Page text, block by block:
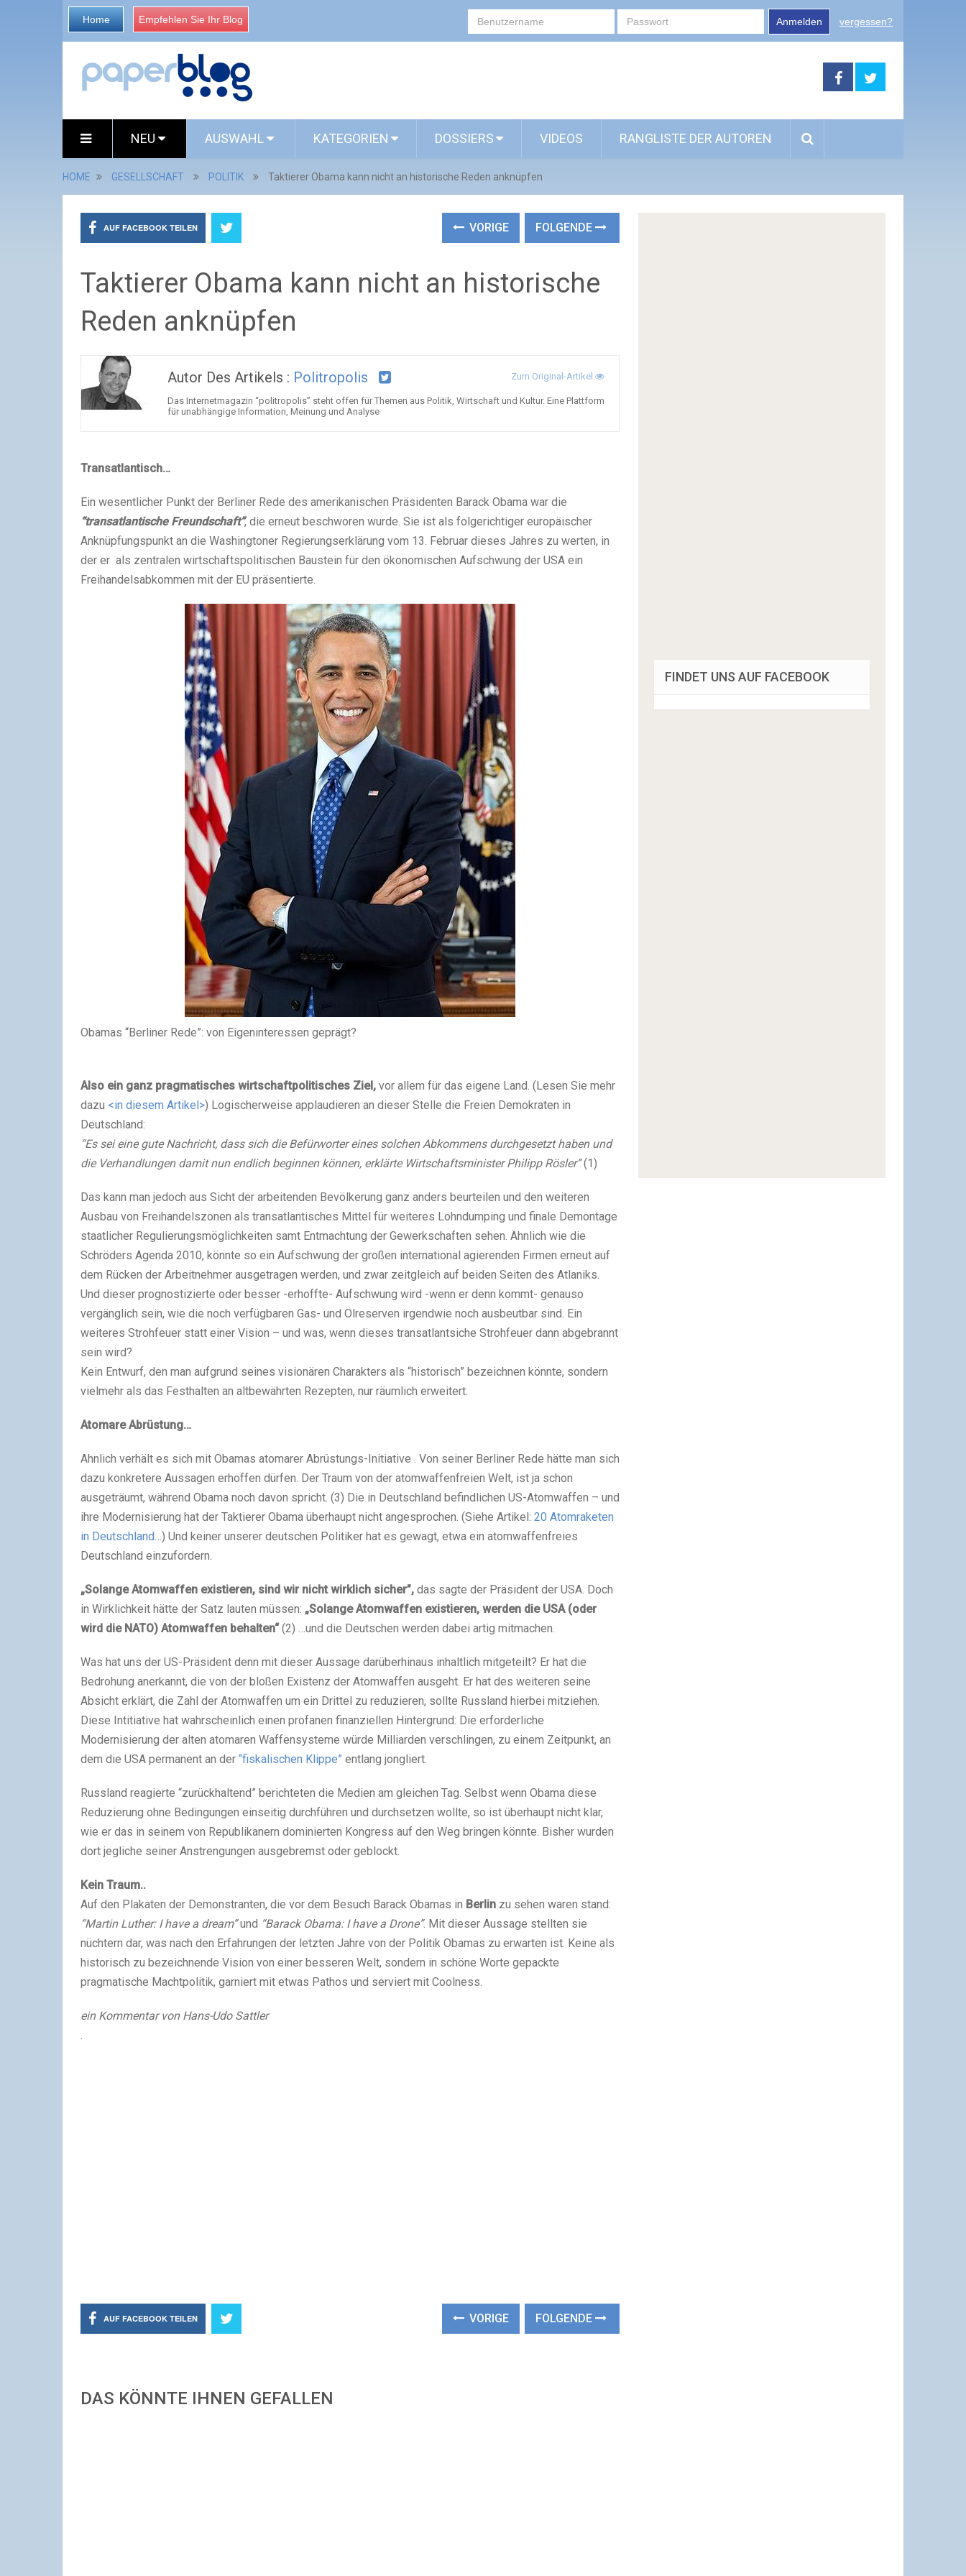
Home Empfehlen Sie Ihr Blog Anmelden vergessen?
NEU AUSWAHL KATEGORIEN DOSSIERS VIDEOS RANGLISTE DER AUTOREN
HOME GESELLSCHAFT POLITIK Taktierer Obama kann nicht an historische Reden anknüpfen
AUF FACEBOOK TEILEN VORIGE FOLGENDE
Taktierer Obama kann nicht an historische
Reden anknüpfen
Autor Des Artikels : Politropolis Zum Original-Artikel
Das Internetmagazin “politropolis” steht offen für Themen aus Politik, Wirtschaft und Kultur. Eine Plattform
für unabhängige Information, Meinung und Analyse
Transatlantisch…
Ein wesentlicher Punkt der Berliner Rede des amerikanischen Präsidenten Barack Obama war die
“transatlantische Freundschaft”, die erneut beschworen wurde. Sie ist als folgerichtiger europäischer
Anknüpfungspunkt an die Washingtoner Regierungserklärung vom 13. Februar dieses Jahres zu werten, in
der er als zentralen wirtschaftspolitischen Baustein für den ökonomischen Aufschwung der USA ein
Freihandelsabkommen mit der EU präsentierte.
Obamas “Berliner Rede”: von Eigeninteressen geprägt?
Also ein ganz pragmatisches wirtschaftpolitisches Ziel, vor allem für das eigene Land. (Lesen Sie mehr
dazu <in diesem Artikel>) Logischerweise applaudieren an dieser Stelle die Freien Demokraten in
Deutschland:
“Es sei eine gute Nachricht, dass sich die Befürworter eines solchen Abkommens durchgesetzt haben und
die Verhandlungen damit nun endlich beginnen können, erklärte Wirtschaftsminister Philipp Rösler”(1)
Das kann man jedoch aus Sicht der arbeitenden Bevölkerung ganz anders beurteilen und den weiteren
Ausbau von Freihandelszonen als transatlantisches Mittel für weiteres Lohndumping und finale Demontage
staatlicher Regulierungsmöglichkeiten samt Entmachtung der Gewerkschaften sehen. Ähnlich wie die
Schröders Agenda 2010, könnte so ein Aufschwung der großen international agierenden Firmen erneut auf
dem Rücken der Arbeitnehmer ausgetragen werden, und zwar zeitgleich auf beiden Seiten des Atlaniks.
Und dieser prognostizierte oder besser -erhoffte- Aufschwung wird -wenn er denn kommt- genauso
vergänglich sein, wie die noch verfügbaren Gas- und Ölreserven irgendwie noch ausbeutbar sind. Ein
weiteres Strohfeuer statt einer Vision – und was, wenn dieses transatlantsiche Strohfeuer dann abgebrannt
sein wird?
Kein Entwurf, den man aufgrund seines visionären Charakters als “historisch” bezeichnen könnte, sondern
vielmehr als das Festhalten an altbewährten Rezepten, nur räumlich erweitert.
Atomare Abrüstung…
Ahnlich verhält es sich mit Obamas atomarer Abrüstungs-Initiative . Von seiner Berliner Rede hätte man sich
dazu konkretere Aussagen erhoffen dürfen. Der Traum von der atomwaffenfreien Welt, ist ja schon
ausgeträumt, während Obama noch davon spricht. (3) Die in Deutschland befindlichen US-Atomwaffen – und
ihre Modernisierung hat der Taktierer Obama überhaupt nicht angesprochen. (Siehe Artikel: 20 Atomraketen
in Deutschland…) Und keiner unserer deutschen Politiker hat es gewagt, etwa ein atomwaffenfreies
Deutschland einzufordern.
„Solange Atomwaffen existieren, sind wir nicht wirklich sicher”, das sagte der Präsident der USA. Doch
in Wirklichkeit hätte der Satz lauten müssen: „Solange Atomwaffen existieren, werden die USA (oder
wird die NATO) Atomwaffen behalten“(2) …und die Deutschen werden dabei artig mitmachen.
Was hat uns der US-Präsident denn mit dieser Aussage darüberhinaus inhaltlich mitgeteilt? Er hat die
Bedrohung anerkannt, die von der bloßen Existenz der Atomwaffen ausgeht. Er hat des weiteren seine
Absicht erklärt, die Zahl der Atomwaffen um ein Drittel zu reduzieren, sollte Russland hierbei mitziehen.
Diese Intitiative hat wahrscheinlich einen profanen finanziellen Hintergrund: Die erforderliche
Modernisierung der alten atomaren Waffensysteme würde Milliarden verschlingen, zu einem Zeitpunkt, an
dem die USA permanent an der “fiskalischen Klippe” entlang jongliert.
Russland reagierte “zurückhaltend” berichteten die Medien am gleichen Tag. Selbst wenn Obama diese
Reduzierung ohne Bedingungen einseitig durchführen und durchsetzen wollte, so ist überhaupt nicht klar,
wie er das in seinem von Republikanern dominierten Kongress auf den Weg bringen könnte. Bisher wurden
dort jegliche seiner Anstrengungen ausgebremst oder geblockt.
Kein Traum..
Auf den Plakaten der Demonstranten, die vor dem Besuch Barack Obamas in Berlin zu sehen waren stand:
“Martin Luther: I have a dream”und “Barack Obama: I have a Drone”. Mit dieser Aussage stellten sie
nüchtern dar, was nach den Erfahrungen der letzten Jahre von der Politik Obamas zu erwarten ist. Keine als
historisch zu bezeichnende Vision von einer besseren Welt, sondern in schöne Worte gepackte
pragmatische Machtpolitik, garniert mit etwas Pathos und serviert mit Coolness.
ein Kommentar von Hans-Udo Sattler
.
AUF FACEBOOK TEILEN VORIGE FOLGENDE
DAS KÖNNTE IHNEN GEFALLEN
FINDET UNS AUF FACEBOOK